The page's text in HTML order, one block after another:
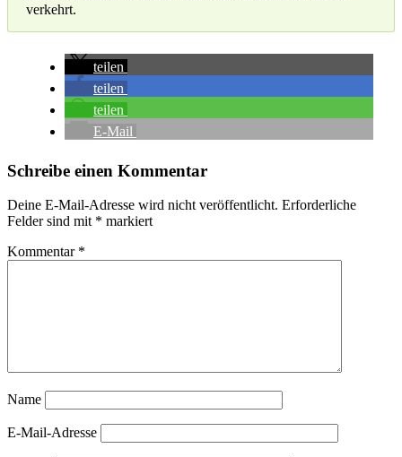
verkehrt.
teilen
teilen
teilen
E-Mail
Schreibe einen Kommentar
Deine E-Mail-Adresse wird nicht veröffentlicht. Erforderliche
Felder sind mit * markiert
Kommentar *
Name
E-Mail-Adresse